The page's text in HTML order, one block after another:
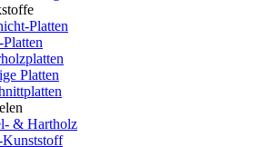
Platten
Platten
& Hartholz